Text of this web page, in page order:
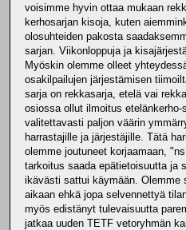
voisimme hyvin ottaa mukaan
kerhosarjan kisoja, kuten
olosuhteiden pakosta
sarjan. Viikonloppuja ja
Myöskin olemme olleet
osakilpailujen järjestämisen
sarja on rekkasarja, etelä vai
osiossa ollut ilmoitus etelänkerho-
valitettavasti paljon väärin
harrastajille ja järjestäjille. Tätä
olemme joutuneet korjaamaan,
tarkoitus saada epätietoisuutta ja
ikävästi sattui käymään. Olemme
aikaan ehkä jopa selvennettyä
myös edistänyt tulevaisuutta
jatkaa uuden TETF vetoryhmän